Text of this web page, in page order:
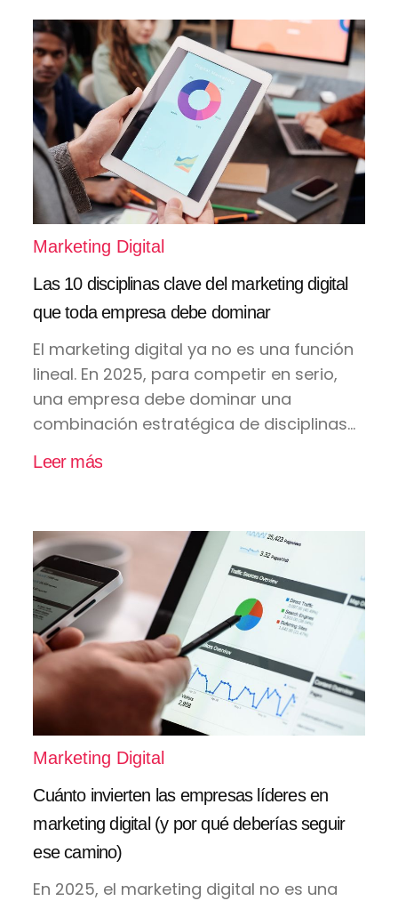
Marketing Digital
Las 10 disciplinas clave del marketing digital
que toda empresa debe dominar
El marketing digital ya no es una función
lineal. En 2025, para competir en serio,
una empresa debe dominar una
combinación estratégica de disciplinas...
Leer más
Marketing Digital
Cuánto invierten las empresas líderes en
marketing digital (y por qué deberías seguir
ese camino)
En 2025, el marketing digital no es una